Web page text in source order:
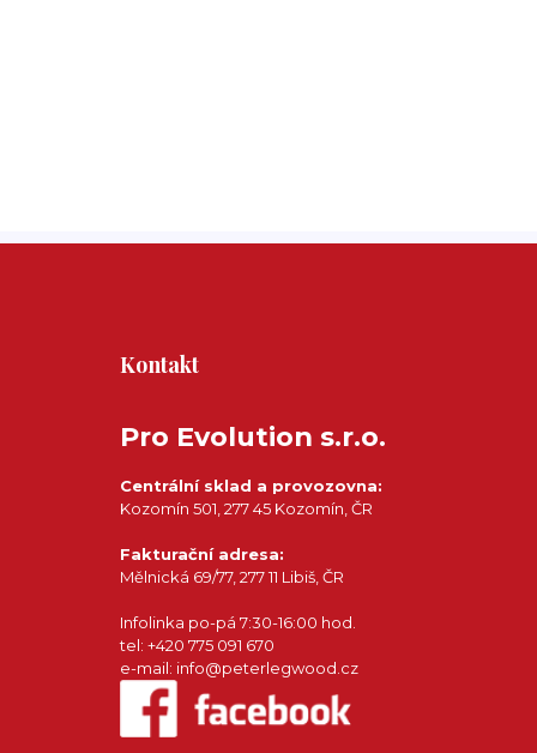
Kontakt
Pro Evolution s.r.o.
Centrální sklad a provozovna:
Kozomín 501, 277 45 Kozomín, ČR
Fakturační adresa:
Mělnická 69/77, 277 11 Libiš, ČR
Infolinka po-pá 7:30-16:00 hod.
tel: +420 775 091 670
e-mail: info@peterlegwood.cz